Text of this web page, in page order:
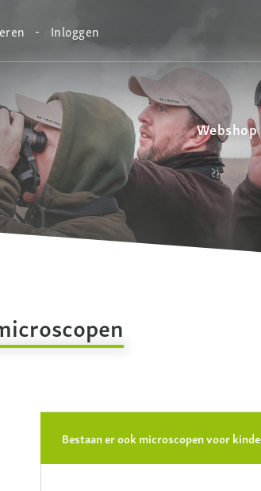
Inloggen
Webshop
Bestaan er ook microscopen voor